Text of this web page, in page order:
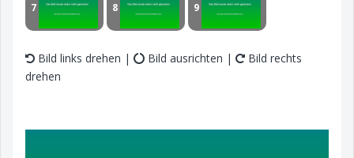
7 8 9
Bild links drehen | Bild ausrichten |
Bild rechts
drehen